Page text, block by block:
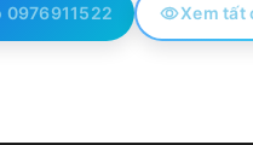
0976911522 Xem tất